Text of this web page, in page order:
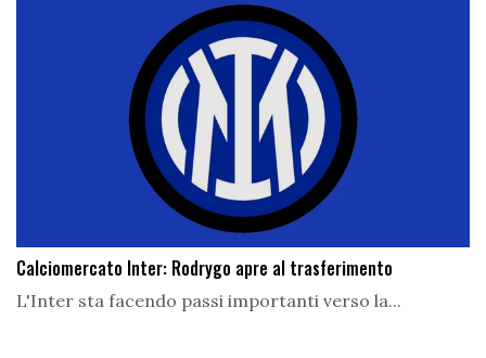
Calciomercato Inter: Rodrygo apre al trasferimento
L'Inter sta facendo passi importanti verso la...